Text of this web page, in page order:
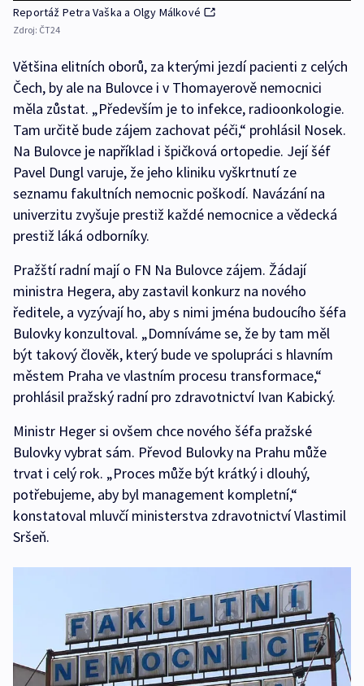
Reportáž Petra Vaška a Olgy Málkové
Zdroj: ČT24
Většina elitních oborů, za kterými jezdí pacienti z celých
Čech, by ale na Bulovce i v Thomayerově nemocnici
měla zůstat. „Především je to infekce, radioonkologie.
Tam určitě bude zájem zachovat péči,“ prohlásil Nosek.
Na Bulovce je například i špičková ortopedie. Její šéf
Pavel Dungl varuje, že jeho kliniku vyškrtnutí ze
seznamu fakultních nemocnic poškodí. Navázání na
univerzitu zvyšuje prestiž každé nemocnice a vědecká
prestiž láká odborníky.
Pražští radní mají o FN Na Bulovce zájem. Žádají
ministra Hegera, aby zastavil konkurz na nového
ředitele, a vyzývají ho, aby s nimi jména budoucího šéfa
Bulovky konzultoval. „Domníváme se, že by tam měl
být takový člověk, který bude ve spolupráci s hlavním
městem Praha ve vlastním procesu transformace,“
prohlásil pražský radní pro zdravotnictví Ivan Kabický.
Ministr Heger si ovšem chce nového šéfa pražské
Bulovky vybrat sám. Převod Bulovky na Prahu může
trvat i celý rok. „Proces může být krátký i dlouhý,
potřebujeme, aby byl management kompletní,“
konstatoval mluvčí ministerstva zdravotnictví Vlastimil
Sršeň.